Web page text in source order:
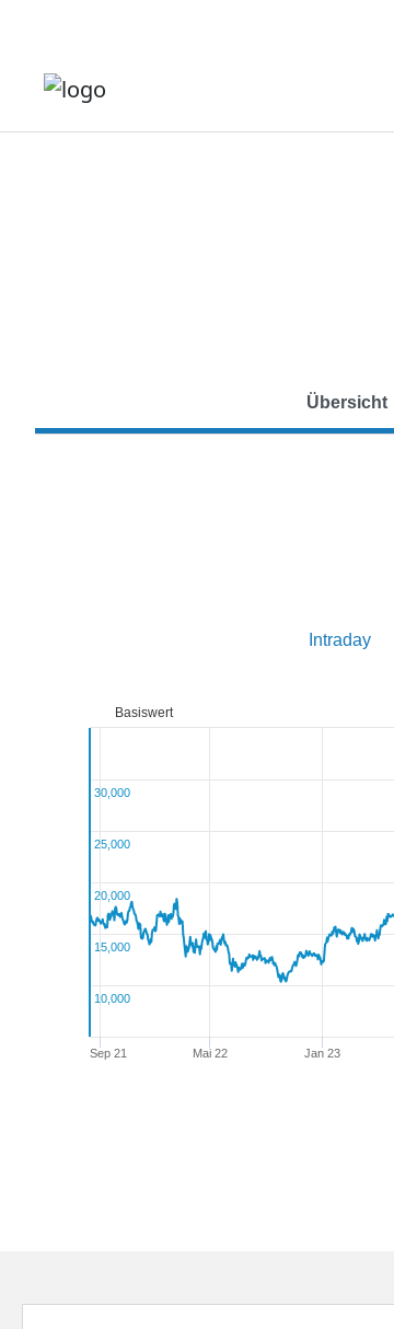
Übersicht
Intraday
Sep 21 Mai 22 Jan 23
10,000
15,000
20,000
25,000
30,000
Basiswert